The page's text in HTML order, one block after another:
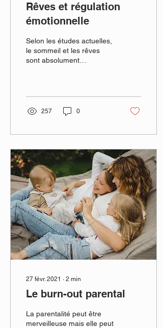
Rêves et régulation
émotionnelle
Selon les études actuelles,
le sommeil et les rêves
sont absolument
257 0
27 févr. 2021 ∙ 2 min
Le burn-out parental
La parentalité peut être
merveilleuse mais elle peut